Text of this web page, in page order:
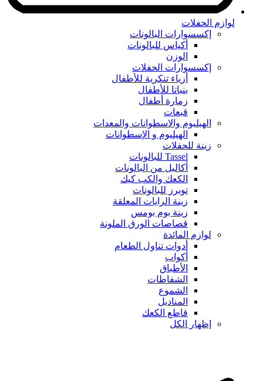
لوازم الحفلات
إكسسوارات البالونات
أكياس للبالونات
الوزن
إكسسوارات الحفلات
أزياء تنكرية للأطفال
بنياتا للأطفال
زمارة أطفال
قبعات
الهيليوم والاسطوانات والمعدات
الهيليوم و الإسطوانات
زينة للحفلات
Tassel للبالونات
أكاليل من البالونات
الكعك والكب كيك
توبرز للبالونات
زينة الرايات المعلقة
زينة بوم بومس
قصاصات الورق الملونة
لوازم المائدة
أدوات تناول الطعام
أكواب
الأطباق
الشفاطات
الشموع
المناديل
قاطع الكعك
إظهار الكل